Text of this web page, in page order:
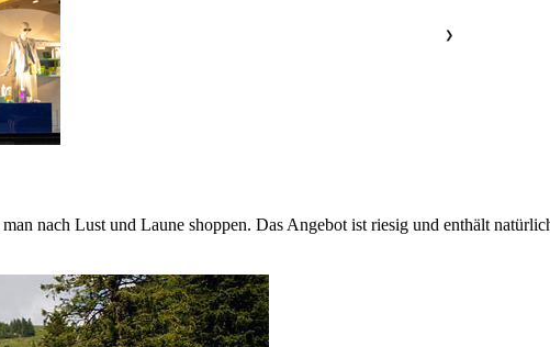
nach Lust und Laune shoppen. Das Angebot ist riesig und enthält
❯